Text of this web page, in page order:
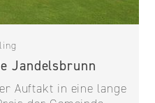
Jandelsbrunn
Auftakt in eine lange